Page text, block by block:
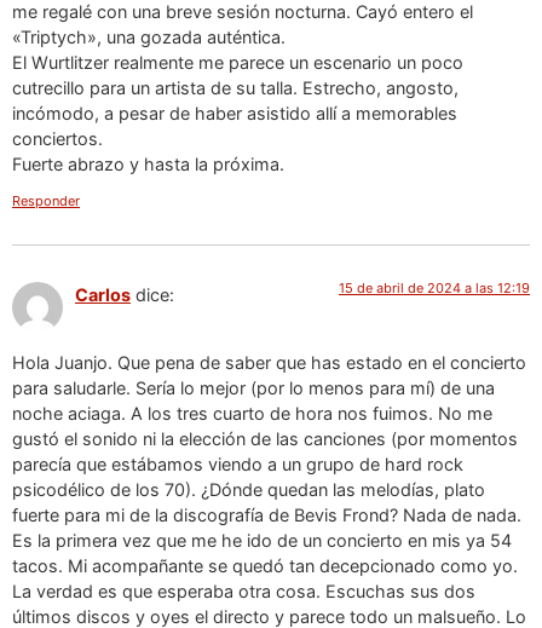
me regalé con una breve sesión nocturna. Cayó entero el
«Triptych», una gozada auténtica.
El Wurtlitzer realmente me parece un escenario un poco
cutrecillo para un artista de su talla. Estrecho, angosto,
incómodo, a pesar de haber asistido allí a memorables
conciertos.
Fuerte abrazo y hasta la próxima.
Responder
Carlos dice: 15 de abril de 2024 a las 12:19
Hola Juanjo. Que pena de saber que has estado en el concierto
para saludarle. Sería lo mejor (por lo menos para mí) de una
noche aciaga. A los tres cuarto de hora nos fuimos. No me
gustó el sonido ni la elección de las canciones (por momentos
parecía que estábamos viendo a un grupo de hard rock
psicodélico de los 70). ¿Dónde quedan las melodías, plato
fuerte para mi de la discografía de Bevis Frond? Nada de nada.
Es la primera vez que me he ido de un concierto en mis ya 54
tacos. Mi acompañante se quedó tan decepcionado como yo.
La verdad es que esperaba otra cosa. Escuchas sus dos
últimos discos y oyes el directo y parece todo un malsueño. Lo